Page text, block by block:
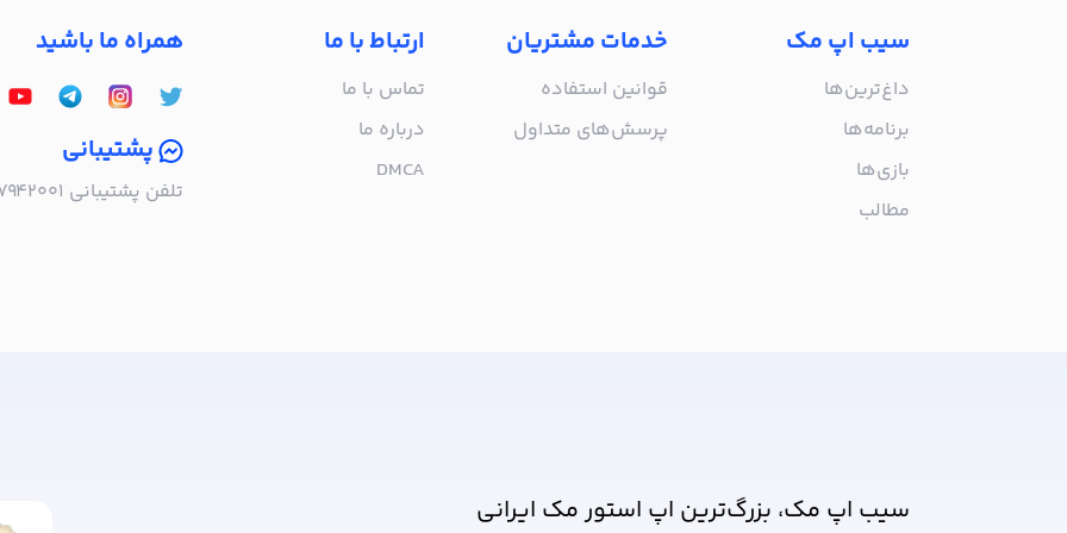
سیب اپ مک
داغ‌ترین‌ها
برنامه‌ها
بازی‌ها
مطالب
خدمات مشتریان
قوانین استفاده
پرسش‌های متداول
ارتباط با ما
تماس با ما
درباره‌ ما
DMCA
همراه ما باشید
پشتیبانی
تلفن پشتیبانی ۰۲۱۵۷۹۴۲۰۰۱ | به صورت تلفنی پاسخگوی شما هستیم!
سیب اپ مک، بزرگ‌ترین اپ استور مک ایرانی